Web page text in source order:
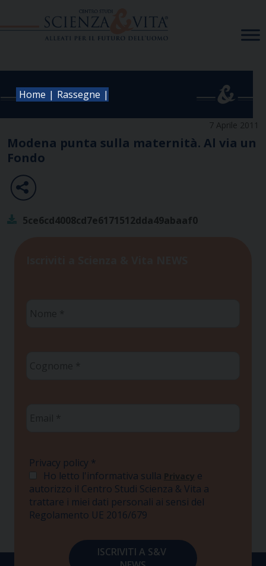
Home | Rassegne |
7 Aprile 2011
Modena punta sulla maternità. Al via un
Fondo
5ce6cd4008cd7e6171512dda49abaaf0
Privacy policy *
Ho letto l'informativa sulla Privacy e
autorizzo il Centro Studi Scienza & Vita a
trattare i miei dati personali ai sensi del
Regolamento UE 2016/679